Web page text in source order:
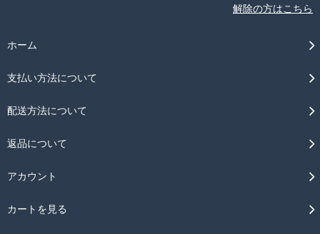
解除の方はこちら
ホーム
支払い方法について
配送方法について
返品について
アカウント
カートを見る